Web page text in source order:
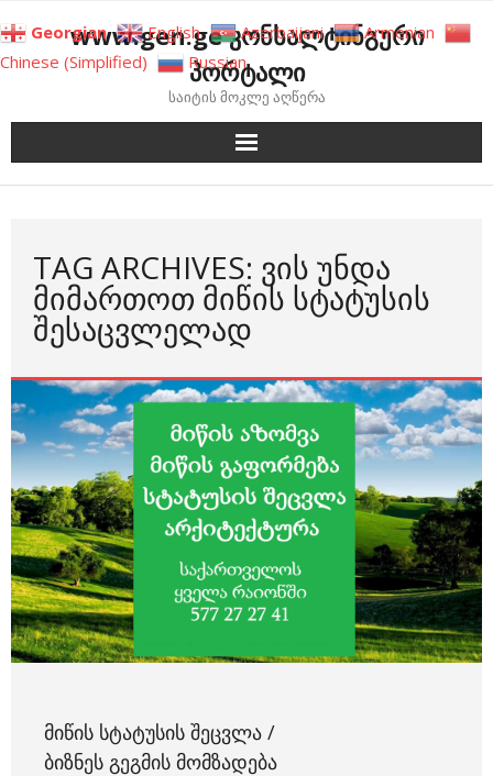
to
content
www.gen.ge კონსალტინგური
პორტალი
საიტის მოკლე აღწერა
TAG ARCHIVES: ᲕᲘᲡ ᲣᲜᲓᲐ
ᲛᲘᲛᲐᲠᲗᲝᲗ ᲛᲘᲬᲘᲡ ᲡᲢᲐᲢᲣᲡᲘᲡ
ᲨᲔᲡᲐᲪᲕᲚᲔᲚᲐᲓ
ᲛᲘᲬᲘᲡ ᲡᲢᲐᲢᲣᲡᲘᲡ ᲨᲔᲪᲕᲚᲐ /
ᲑᲘᲖᲜᲔᲡ ᲒᲔᲒᲛᲘᲡ ᲛᲝᲛᲖᲐᲓᲔᲑᲐ
Georgian English Azerbaijani
Armenian
Chinese (Simplified)
Russian